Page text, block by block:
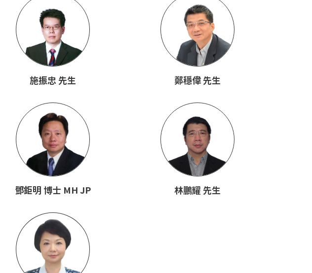
施振忠 先生 鄭穩偉 先生
鄧鉅明 博士 MH JP 林鵬耀 先生